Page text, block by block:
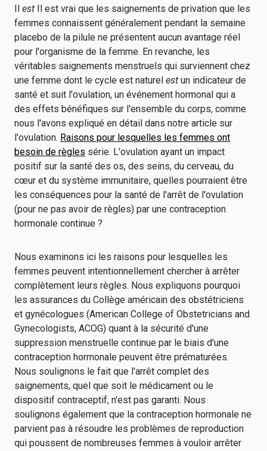
Il est Il est vrai que les saignements de privation que les
femmes connaissent généralement pendant la semaine
placebo de la pilule ne présentent aucun avantage réel
pour l'organisme de la femme. En revanche, les
véritables saignements menstruels qui surviennent chez
une femme dont le cycle est naturel est un indicateur de
santé et suit l'ovulation, un événement hormonal qui a
des effets bénéfiques sur l'ensemble du corps, comme
nous l'avons expliqué en détail dans notre article sur
l'ovulation. Raisons pour lesquelles les femmes ont
besoin de règles série. L'ovulation ayant un impact
positif sur la santé des os, des seins, du cerveau, du
cœur et du système immunitaire, quelles pourraient être
les conséquences pour la santé de l'arrêt de l'ovulation
(pour ne pas avoir de règles) par une contraception
hormonale continue ?
Nous examinons ici les raisons pour lesquelles les
femmes peuvent intentionnellement chercher à arrêter
complètement leurs règles. Nous expliquons pourquoi
les assurances du Collège américain des obstétriciens
et gynécologues (American College of Obstetricians and
Gynecologists, ACOG) quant à la sécurité d'une
suppression menstruelle continue par le biais d'une
contraception hormonale peuvent être prématurées.
Nous soulignons le fait que l'arrêt complet des
saignements, quel que soit le médicament ou le
dispositif contraceptif, n'est pas garanti. Nous
soulignons également que la contraception hormonale ne
parvient pas à résoudre les problèmes de reproduction
qui poussent de nombreuses femmes à vouloir arrêter